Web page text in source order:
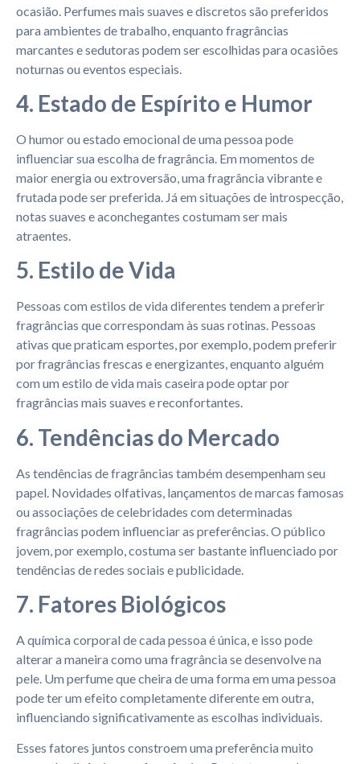
ocasião. Perfumes mais suaves e discretos são preferidos
para ambientes de trabalho, enquanto fragrâncias
marcantes e sedutoras podem ser escolhidas para ocasiões
noturnas ou eventos especiais.
4. Estado de Espírito e Humor
O humor ou estado emocional de uma pessoa pode
influenciar sua escolha de fragrância. Em momentos de
maior energia ou extroversão, uma fragrância vibrante e
frutada pode ser preferida. Já em situações de introspecção,
notas suaves e aconchegantes costumam ser mais
atraentes.
5. Estilo de Vida
Pessoas com estilos de vida diferentes tendem a preferir
fragrâncias que correspondam às suas rotinas. Pessoas
ativas que praticam esportes, por exemplo, podem preferir
por fragrâncias frescas e energizantes, enquanto alguém
com um estilo de vida mais caseira pode optar por
fragrâncias mais suaves e reconfortantes.
6. Tendências do Mercado
As tendências de fragrâncias também desempenham seu
papel. Novidades olfativas, lançamentos de marcas famosas
ou associações de celebridades com determinadas
fragrâncias podem influenciar as preferências. O público
jovem, por exemplo, costuma ser bastante influenciado por
tendências de redes sociais e publicidade.
7. Fatores Biológicos
A química corporal de cada pessoa é única, e isso pode
alterar a maneira como uma fragrância se desenvolve na
pele. Um perfume que cheira de uma forma em uma pessoa
pode ter um efeito completamente diferente em outra,
influenciando significativamente as escolhas individuais.
Esses fatores juntos constroem uma preferência muito